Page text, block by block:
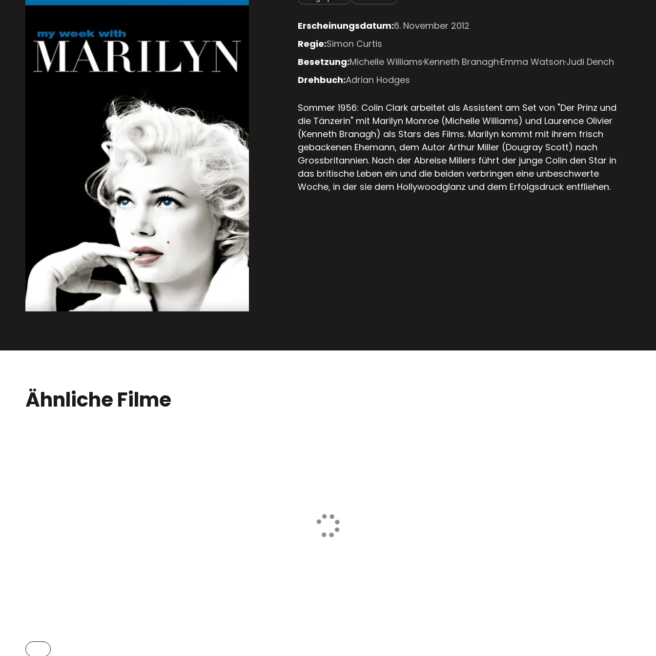
Erscheinungsdatum:6. November 2012
Regie:Simon Curtis
Besetzung:Michelle WilliamsKenneth BranaghEmma WatsonJudi Dench
Drehbuch:Adrian Hodges
Sommer 1956: Colin Clark arbeitet als Assistent am Set von "Der Prinz und
die Tänzerin" mit Marilyn Monroe (Michelle Williams) und Laurence Olivier
(Kenneth Branagh) als Stars des Films. Marilyn kommt mit ihrem frisch
gebackenen Ehemann, dem Autor Arthur Miller (Dougray Scott) nach
Grossbritannien. Nach der Abreise Millers führt der junge Colin den Star in
das britische Leben ein und die beiden verbringen eine unbeschwerte
Woche, in der sie dem Hollywoodglanz und dem Erfolgsdruck entfliehen.
Ähnliche Filme